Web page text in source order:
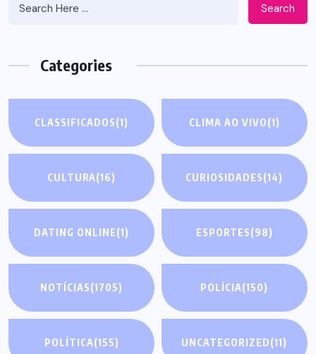
Search
Categories
CLASSIFICADOS(1) CLIMA AO VIVO(1)
CULTURA(16) CURIOSIDADES(14)
DATING ONLINE(1) ESPORTES(98)
NOTÍCIAS(1705) POLÍCIA(150)
POLÍTICA(155) UNCATEGORIZED(11)